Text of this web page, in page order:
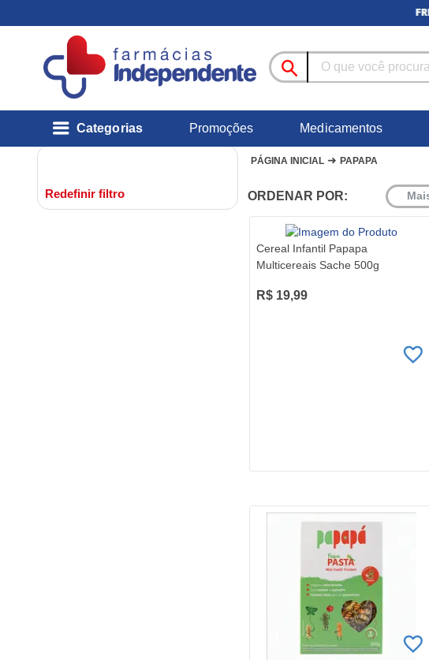
Categorias Promoções Medicamentos
Redefinir filtro
PÁGINA INICIAL ➜ PAPAPA
ORDENAR POR:
Cereal Infantil Papapa
Multicereais Sache 500g
R$ 19,99